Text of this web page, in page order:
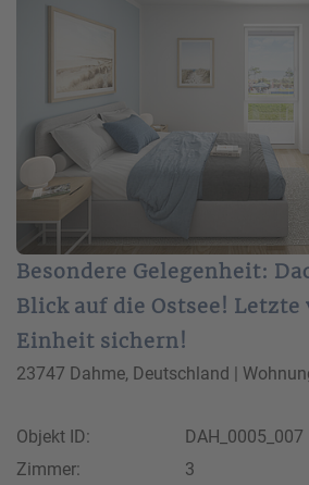
Besondere Gelegenheit:
Blick auf die Ostsee! Letzte
Einheit sichern!
23747 Dahme, Deutschland |
Objekt ID:
DAH_0005_007
Zimmer:
3